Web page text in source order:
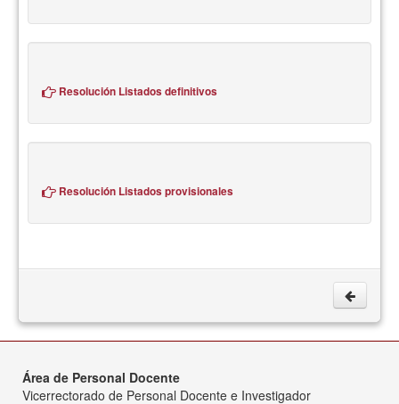
Resolución Listados definitivos
Resolución Listados provisionales
Área de Personal Docente
Vicerrectorado de Personal Docente e Investigador